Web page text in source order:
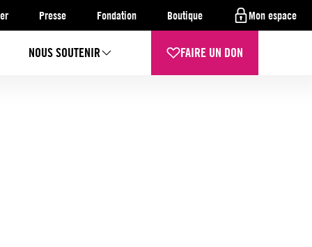
Presse Fondation Boutique Mon espace
NOUS SOUTENIR FAIRE UN DON